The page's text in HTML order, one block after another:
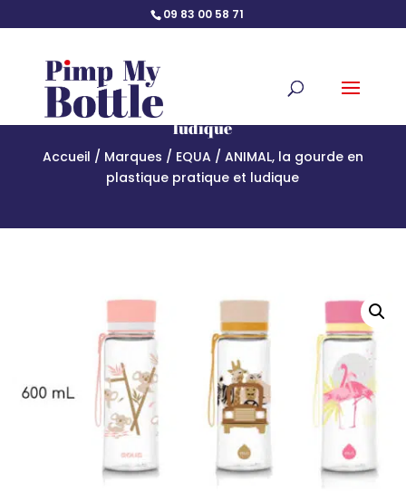
09 83 00 58 71
ANIMAL, la gourde en plastique pratique et
ludique
Accueil / Marques / EQUA/ ANIMAL, la gourde en
plastique pratique et ludique